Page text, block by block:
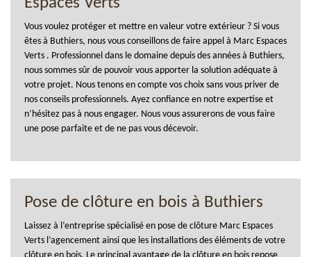
Vous voulez protéger et mettre en valeur votre extérieur ? Si vous
êtes à Buthiers, nous vous conseillons de faire appel à Marc Espaces
Verts . Professionnel dans le domaine depuis des années à Buthiers,
nous sommes sûr de pouvoir vous apporter la solution adéquate à
votre projet. Nous tenons en compte vos choix sans vous priver de
nos conseils professionnels. Ayez confiance en notre expertise et
n’hésitez pas à nous engager. Nous vous assurerons de vous faire
une pose parfaite et de ne pas vous décevoir.
Pose de clôture en bois à Buthiers
Laissez à l’entreprise spécialisé en pose de clôture Marc Espaces
Verts l’agencement ainsi que les installations des éléments de votre